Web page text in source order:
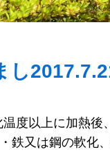
し
度以上に加熱後
鉄又は鋼の軟化